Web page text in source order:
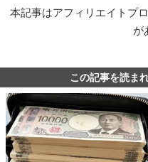
本記事はアフィリエイトプ
が
この記事を読ま